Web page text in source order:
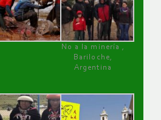
No a la minería ,
Bariloche,
Argentina